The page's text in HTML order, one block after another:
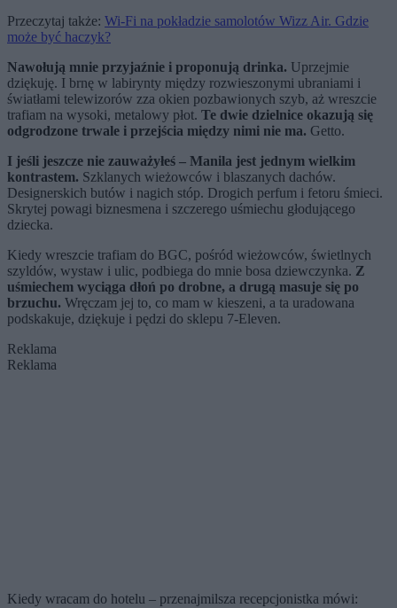
Przeczytaj także: Wi-Fi na pokładzie samolotów Wizz Air. Gdzie
może być haczyk?
Nawołują mnie przyjaźnie i proponują drinka. Uprzejmie
dziękuję. I brnę w labirynty między rozwieszonymi ubraniami i
światłami telewizorów zza okien pozbawionych szyb, aż wreszcie
trafiam na wysoki, metalowy płot. Te dwie dzielnice okazują się
odgrodzone trwale i przejścia między nimi nie ma. Getto.
I jeśli jeszcze nie zauważyłeś – Manila jest jednym wielkim
kontrastem. Szklanych wieżowców i blaszanych dachów.
Designerskich butów i nagich stóp. Drogich perfum i fetoru śmieci.
Skrytej powagi biznesmena i szczerego uśmiechu głodującego
dziecka.
Kiedy wreszcie trafiam do BGC, pośród wieżowców, świetlnych
szyldów, wystaw i ulic, podbiega do mnie bosa dziewczynka. Z
uśmiechem wyciąga dłoń po drobne, a drugą masuje się po
brzuchu. Wręczam jej to, co mam w kieszeni, a ta uradowana
podskakuje, dziękuje i pędzi do sklepu 7-Eleven.
Reklama
Reklama
Kiedy wracam do hotelu – przenajmilsza recepcjonistka mówi: